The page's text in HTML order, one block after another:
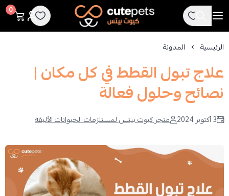
Cutepets
0
الرئيسية المدونة
علاج تبول القطط في كل مكان |
نصائح وحلول فعالة
3 أكتوبر 2024 متجر كيوت بيتس لمستلزمات الحيوانات الأليفة